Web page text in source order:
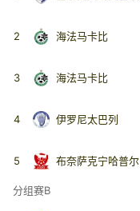
2 海法马卡比
3 海法马卡比
4 伊罗尼太巴列
5 布奈萨克宁哈普尔
分组赛B